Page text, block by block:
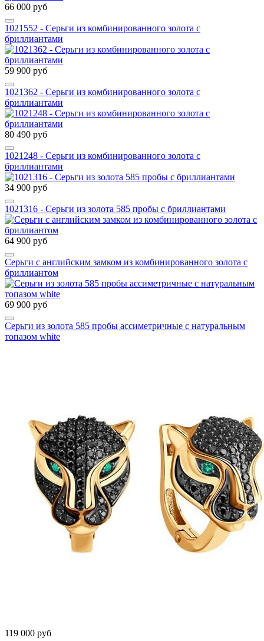
66 000 руб
1021552 - Серьги из комбинированного золота с
бриллиантами
59 900 руб
1021362 - Серьги из комбинированного золота с
бриллиантами
80 490 руб
1021248 - Серьги из комбинированного золота с
бриллиантами
34 900 руб
1021316 - Серьги из золота 585 пробы с бриллиантами
64 900 руб
Серьги с английским замком из комбинированного золота с
бриллиантом
69 900 руб
Серьги из золота 585 пробы ассиметричные с натуральным
топазом white
119 000 руб